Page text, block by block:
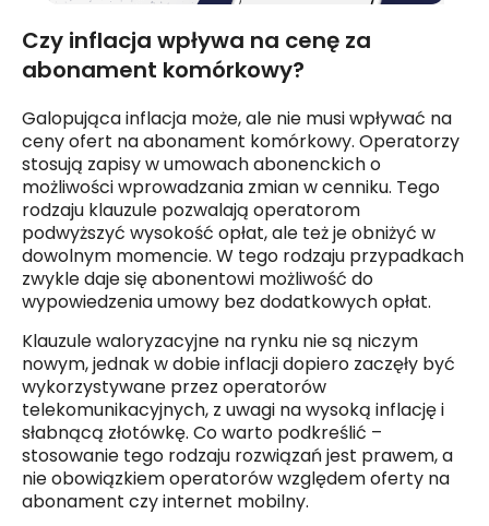
Czy inflacja wpływa na cenę za
abonament komórkowy?
Galopująca inflacja może, ale nie musi wpływać na
ceny ofert na abonament komórkowy. Operatorzy
stosują zapisy w umowach abonenckich o
możliwości wprowadzania zmian w cenniku. Tego
rodzaju klauzule pozwalają operatorom
podwyższyć wysokość opłat, ale też je obniżyć w
dowolnym momencie. W tego rodzaju przypadkach
zwykle daje się abonentowi możliwość do
wypowiedzenia umowy bez dodatkowych opłat.
Klauzule waloryzacyjne na rynku nie są niczym
nowym, jednak w dobie inflacji dopiero zaczęły być
wykorzystywane przez operatorów
telekomunikacyjnych, z uwagi na wysoką inflację i
słabnącą złotówkę. Co warto podkreślić –
stosowanie tego rodzaju rozwiązań jest prawem, a
nie obowiązkiem operatorów względem oferty na
abonament czy internet mobilny.